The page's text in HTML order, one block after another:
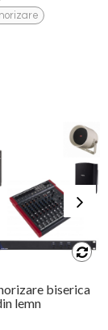
biserica
lemn